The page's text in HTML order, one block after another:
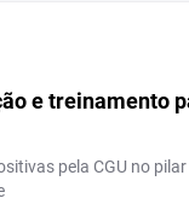
e treinamento
pela CGU no